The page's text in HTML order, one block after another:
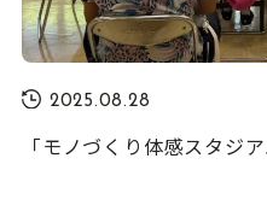
2025.08.28
「モノづくり体感スタジ